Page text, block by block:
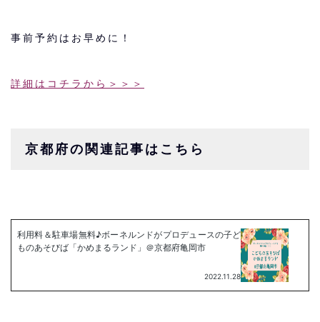
事前予約はお早めに！
詳細はコチラから＞＞＞
京都府の関連記事はこちら